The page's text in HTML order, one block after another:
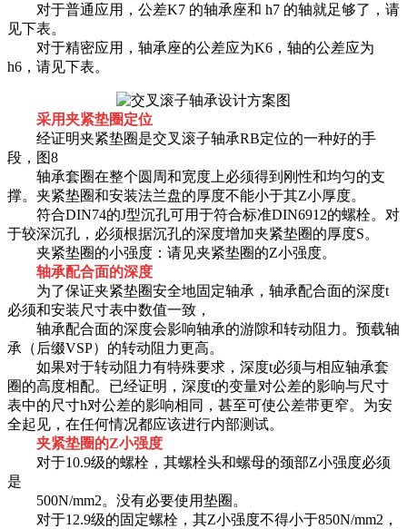
对于普通应用，公差K7 的轴承座和 h7 的轴就足够了，请
见下表。
对于精密应用，轴承座的公差应为K6，轴的公差应为
h6，请见下表。
采用夹紧垫圈定位
经证明夹紧垫圈是交叉滚子轴承RB定位的一种好的手
段，图8
轴承套圈在整个圆周和宽度上必须得到刚性和均匀的支
撑。夹紧垫圈和安装法兰盘的厚度不能小于其Z小厚度。
符合DIN74的J型沉孔可用于符合标准DIN6912的螺栓。对
于较深沉孔，必须根据沉孔的深度增加夹紧垫圈的厚度S。
夹紧垫圈的小强度：请见夹紧垫圈的Z小强度。
轴承配合面的深度
为了保证夹紧垫圈安全地固定轴承，轴承配合面的深度t
必须和安装尺寸表中数值一致，
轴承配合面的深度会影响轴承的游隙和转动阻力。预载轴
承（后缀VSP）的转动阻力更高。
如果对于转动阻力有特殊要求，深度t必须与相应轴承套
圈的高度相配。已经证明，深度t的变量对公差的影响与尺寸
表中的尺寸h对公差的影响相同，甚至可使公差带更窄。为安
全起见，在任何情况都应该进行内部测试。
夹紧垫圈的Z小强度
对于10.9级的螺栓，其螺栓头和螺母的颈部Z小强度必须
是
500N/mm2。没有必要使用垫圈。
对于12.9级的固定螺栓，其Z小强度不得小于850N/mm2，